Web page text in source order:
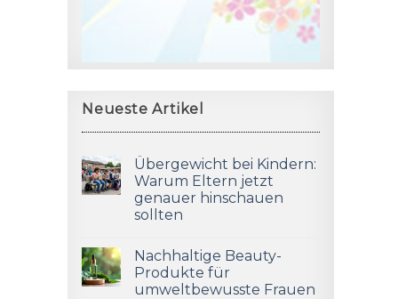
Neueste Artikel
Übergewicht bei Kindern:
Warum Eltern jetzt
genauer hinschauen
sollten
Nachhaltige Beauty-
Produkte für
umweltbewusste Frauen